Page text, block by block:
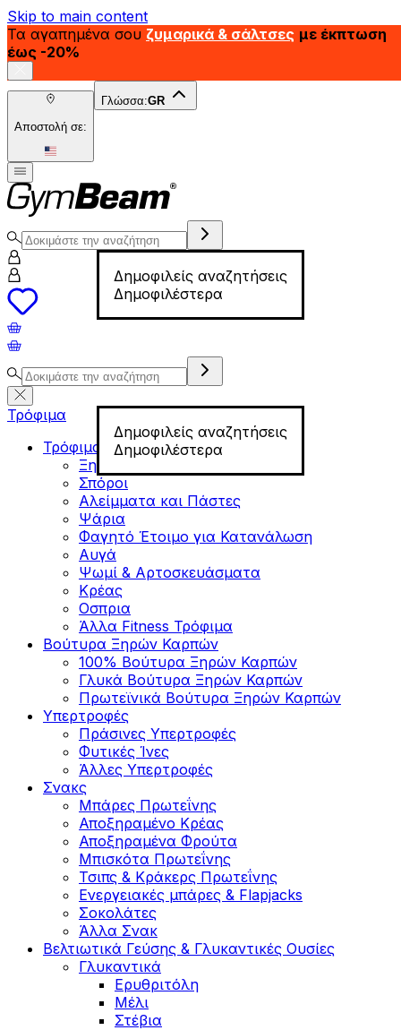
Skip to main content
Τα αγαπημένα σου ζυμαρικά & σάλτσες με έκπτωση
έως -20%
Αποστολή σε:
Γλώσσα:GR
Δημοφιλείς αναζητήσεις
Δημοφιλέστερα
Δημοφιλείς αναζητήσεις
Δημοφιλέστερα
Τρόφιμα
Τρόφιμα για Fitness
Ξηροί Καρποί
Σπόροι
Αλείμματα και Πάστες
Ψάρια
Φαγητό Έτοιμο για Κατανάλωση
Αυγά
Ψωμί & Αρτοσκευάσματα
Κρέας
Οσπρια
Άλλα Fitness Τρόφιμα
Βούτυρα Ξηρών Καρπών
100% Βούτυρα Ξηρών Καρπών
Γλυκά Βούτυρα Ξηρών Καρπών
Πρωτεϊνικά Βούτυρα Ξηρών Καρπών
Υπερτροφές
Πράσινες Υπερτροφές
Φυτικές Ίνες
Άλλες Υπερτροφές
Σνακς
Μπάρες Πρωτεΐνης
Αποξηραμένο Κρέας
Αποξηραμένα Φρούτα
Μπισκότα Πρωτεΐνης
Τσιπς & Kράκερς Πρωτεΐνης
Ενεργειακές μπάρες & Flapjacks
Σοκολάτες
Άλλα Σνακ
Βελτιωτικά Γεύσης & Γλυκαντικές Ουσίες
Γλυκαντικά
Ερυθριτόλη
Μέλι
Στέβια